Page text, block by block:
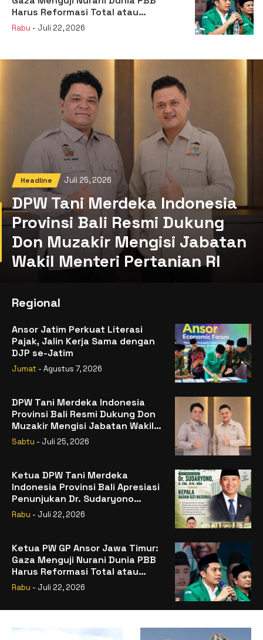
Harus Reformasi Total atau
Kehilangan Legitimasi
Rabu - Juli 22, 2026
Headline Juli 25, 2026
DPW Tani Merdeka Indonesia
Provinsi Bali Resmi Dukung
Don Muzakir Mengisi Jabatan
Wakil Menteri Pertanian RI
Regional
Ansor Jatim Perkuat Literasi
Pajak, Jalin Kerja Sama dengan
DJP se-Jatim
Jumat - Agustus 7, 2026
DPW Tani Merdeka Indonesia
Provinsi Bali Resmi Dukung Don
Muzakir Mengisi Jabatan Wakil
Menteri Pertanian RI
Sabtu - Juli 25, 2026
Ketua DPW Tani Merdeka
Indonesia Provinsi Bali Apresiasi
Penunjukan Dr. Sudaryono
sebagai Kepala Badan Gizi
Rabu - Juli 22, 2026
Ketua PW GP Ansor Jawa Timur:
Gaza Menguji Nurani Dunia PBB
Harus Reformasi Total atau
Kehilangan Legitimasi
Rabu - Juli 22, 2026